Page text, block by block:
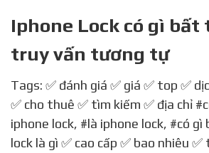
Iphone Lock có gì bất
truy vấn tương tự
Tags: ✅ đánh giá ✅ giá ✅ top ✅ dịch vụ ✅ mua bán
✅ cho thuê ✅ tìm kiếm ✅ địa chỉ
iphone lock, #là iphone lock, #có gì
lock là gì ✅ cao cấp ✅ bao nhiêu